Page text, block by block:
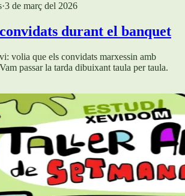
·3 de març del 2026
durant el banquet
volia que els convidats marxessin amb
passar la tarda dibuixant taula per taula.